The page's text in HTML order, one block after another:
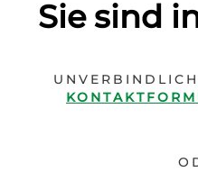
Sie sind